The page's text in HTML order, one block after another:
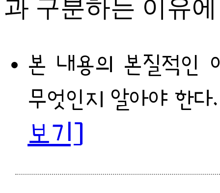
과 구분하는 이유
본 내용의 본질적인
무엇인지 알아야 한
보기]